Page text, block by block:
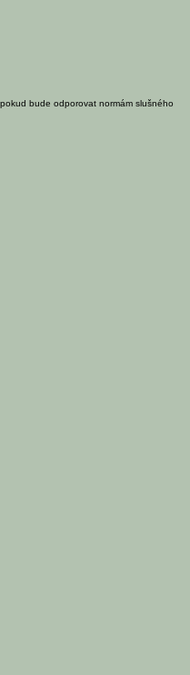
bude odporovat normám slušného